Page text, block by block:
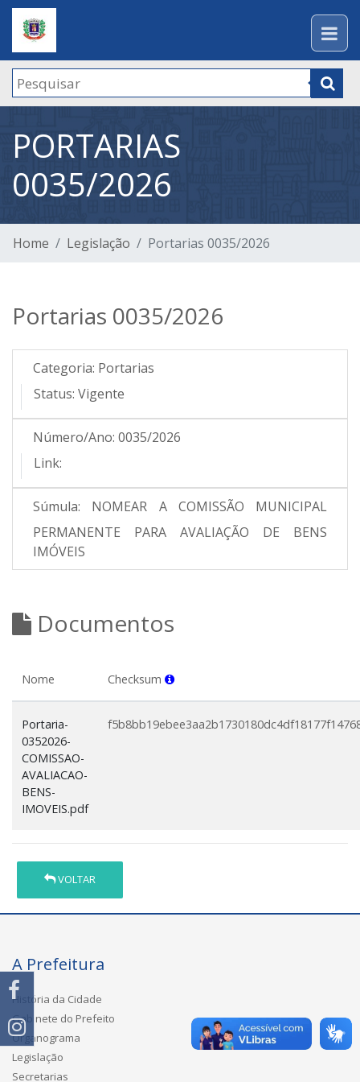
PORTARIAS
0035/2026
Home Legislação Portarias 0035/2026
Portarias 0035/2026
Categoria: Portarias
Status: Vigente
Número/Ano: 0035/2026
Link:
Súmula:
NOMEAR A COMISSÃO MUNICIPAL
PERMANENTE PARA AVALIAÇÃO DE BENS
IMÓVEIS
Documentos
Nome Checksum
Portaria-
0352026-
COMISSAO-
AVALIACAO-
BENS-
IMOVEIS.pdf
VOLTAR
A Prefeitura
História da Cidade
Gabinete do Prefeito
Organograma
Legislação
Secretarias